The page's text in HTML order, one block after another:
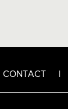
CONTACT